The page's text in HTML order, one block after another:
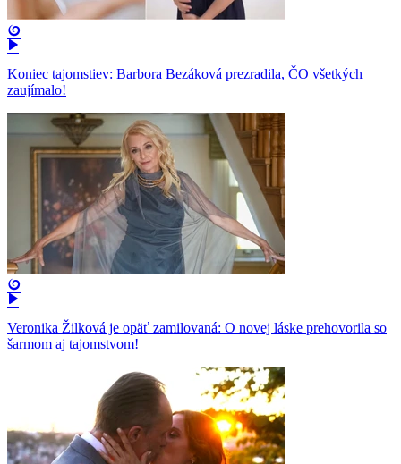
Koniec tajomstiev: Barbora Bezáková prezradila, ČO všetkých
zaujímalo!
Veronika Žilková je opäť zamilovaná: O novej láske prehovorila so
šarmom aj tajomstvom!